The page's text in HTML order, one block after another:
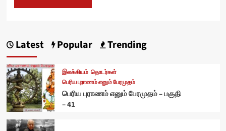
Latest Popular Trending
இலக்கியம் தொடர்கள்
பெரிய புராணம் எனும் பேரமுதம்
பெரிய புராணம் எனும் பேரமுதம் – பகுதி
– 41